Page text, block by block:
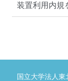
装置利用内規
国立大学法人